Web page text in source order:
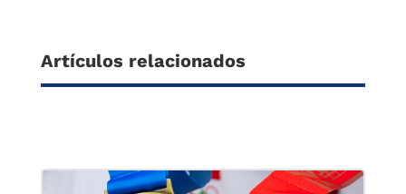
Artículos relacionados